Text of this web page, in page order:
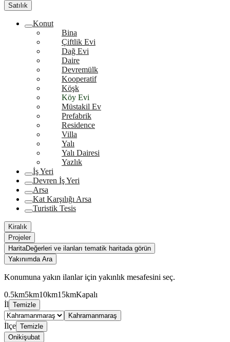
Satılık
Konut
Bina
Çiftlik Evi
Dağ Evi
Daire
Devremülk
Kooperatif
Köşk
Köy Evi
Müstakil Ev
Prefabrik
Residence
Villa
Yalı
Yalı Dairesi
Yazlık
İş Yeri
Devren İş Yeri
Arsa
Kat Karşılığı Arsa
Turistik Tesis
Kiralık
Projeler
HaritaDeğerleri ve ilanları tematik haritada görün
Yakınımda Ara
Konumuna yakın ilanlar için yakınlık mesafesini seç.
0.5km5km10km15kmKapalı
İl Temizle
Kahramanmaraş
İlçe Temizle
Onikişubat